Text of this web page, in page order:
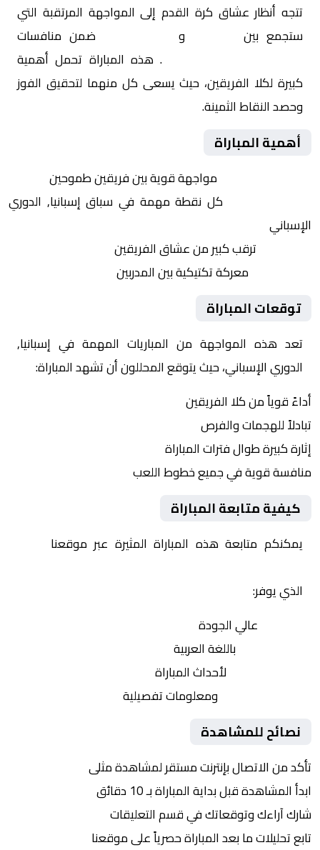
تتجه أنظار عشاق كرة القدم إلى المواجهة المرتقبة التي
ستجمع بين
وريال أوفييدو
ضمن منافسات
. هذه المباراة تحمل أهمية
كبيرة لكلا الفريقين، حيث يسعى كل منهما لتحقيق الفوز
وحصد النقاط الثمينة.
أهمية المباراة
مواجهة قوية بين فريقين طموحين
كل نقطة مهمة في سباق إسبانيا, الدوري
الإسباني
ترقب كبير من عشاق الفريقين
معركة تكتيكية بين المدربين
توقعات المباراة
تعد هذه المواجهة من المباريات المهمة في إسبانيا,
الدوري الإسباني، حيث يتوقع المحللون أن تشهد المباراة:
أداءً قوياً من كلا الفريقين
تبادلاً للهجمات والفرص
إثارة كبيرة طوال فترات المباراة
منافسة قوية في جميع خطوط اللعب
كيفية متابعة المباراة
يمكنكم متابعة هذه المباراة المثيرة عبر موقعنا
الذي يوفر:
عالي الجودة
باللغة العربية
لأحداث المباراة
ومعلومات تفصيلية
نصائح للمشاهدة
تأكد من الاتصال بإنترنت مستقر لمشاهدة مثلى
ابدأ المشاهدة قبل بداية المباراة بـ 10 دقائق
شارك آراءك وتوقعاتك في قسم التعليقات
تابع تحليلات ما بعد المباراة حصرياً على موقعنا